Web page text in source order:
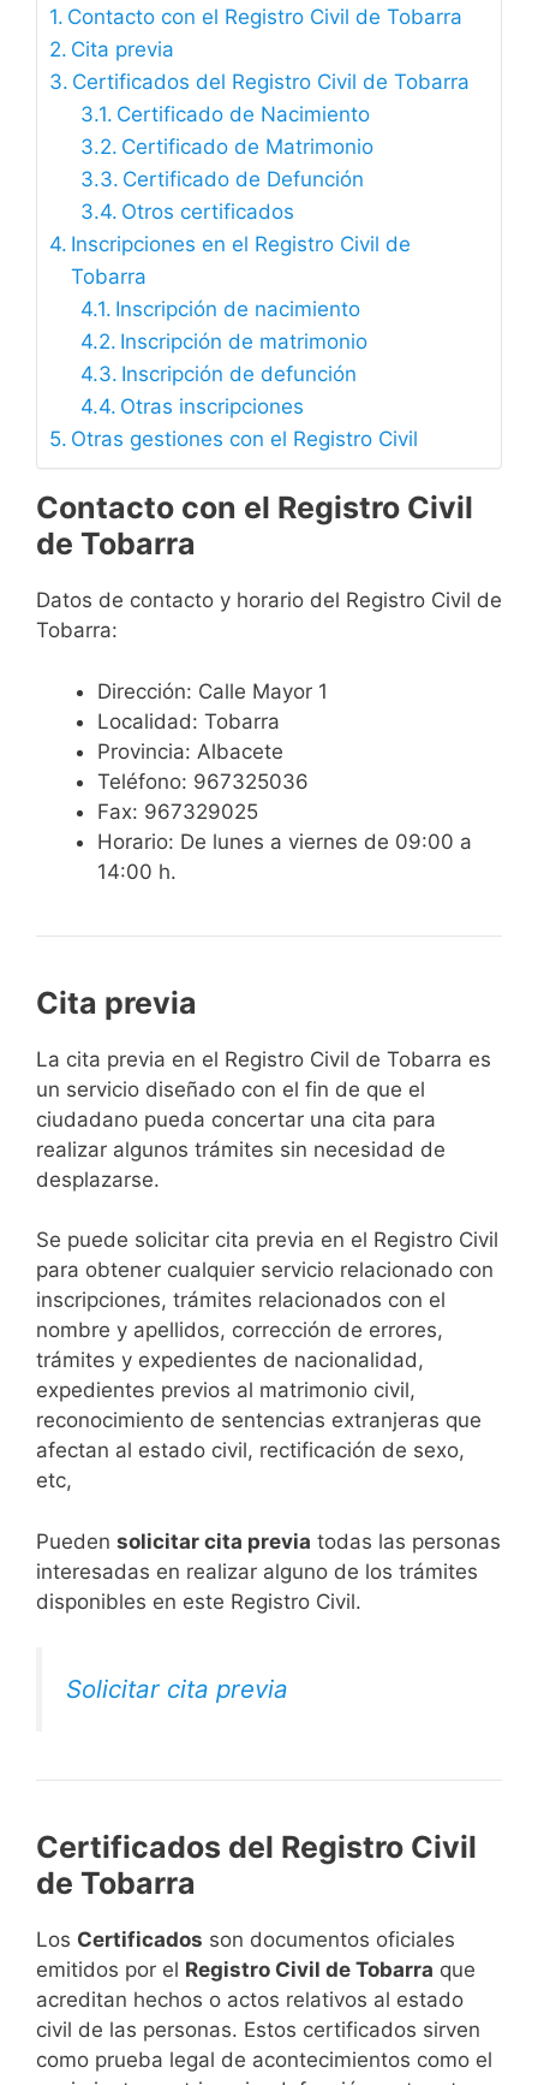
Contacto con el Registro Civil de Tobarra
Cita previa
Certificados del Registro Civil de Tobarra
Certificado de Nacimiento
Certificado de Matrimonio
Certificado de Defunción
Otros certificados
Inscripciones en el Registro Civil de
Tobarra
Inscripción de nacimiento
Inscripción de matrimonio
Inscripción de defunción
Otras inscripciones
Otras gestiones con el Registro Civil
Contacto con el Registro Civil
de Tobarra
Datos de contacto y horario del Registro Civil de
Tobarra:
Dirección: Calle Mayor 1
Localidad: Tobarra
Provincia: Albacete
Teléfono: 967325036
Fax: 967329025
Horario: De lunes a viernes de 09:00 a
14:00 h.
Cita previa
​​​​​​​​​​​​​​​​​​​​​​​​​​​​La cita previa en el Registro Civil de Tobarra es
un servicio diseñado con el fin de que el
ciudadano pueda concertar una cita para
realizar algunos trámites sin necesidad de
desplazarse.​
Se puede solicitar cita previa en el Registro Civil
para obtener cualquier servicio relacionado con
inscripciones, trámites relacionados con el
nombre y apellidos, corrección de errores,
trámites y expedientes de nacionalidad,
expedientes previos al matrimonio civil,
reconocimiento de sentencias extranjeras que
afectan al estado civil, rectificación de sexo,
etc,
​Pueden solicitar cita previa todas las personas
interesadas en realizar alguno de los trámites
disponibles en este Registro Civil.​
Solicitar cita previa
Certificados del Registro Civil
de Tobarra
Los Certificados son documentos oficiales
emitidos por el Registro Civil de Tobarra que
acreditan hechos o actos relativos al estado
civil de las personas. Estos certificados sirven
como prueba legal de acontecimientos como el